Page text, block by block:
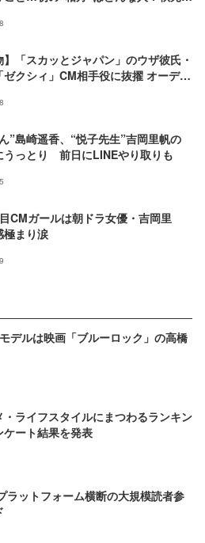
】「スカッとジャパン」のウザ彼氏・
ゼクシィ」CM相手役に抜擢 オーディ
”島崎遥香、“悦子先生”吉岡里帆の
うっとり 前日にLINEやり取りも
CMガールは朝ドラ女優・吉岡里
まり涙
デルは映画「ブルーロック」の高橋
ライフスタイルにまつわるランキン
ケート結果を発表
ラットフォーム横断の大規模読者参